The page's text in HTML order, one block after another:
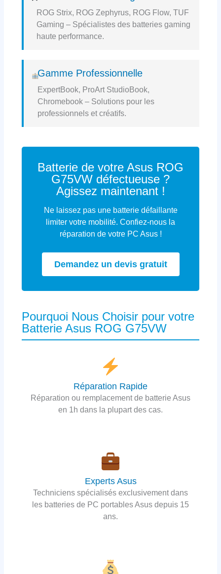
ROG Strix, ROG Zephyrus, ROG Flow, TUF
Gaming – Spécialistes des batteries gaming
haute performance.
Gamme Professionnelle
ExpertBook, ProArt StudioBook,
Chromebook – Solutions pour les
professionnels et créatifs.
Batterie de votre Asus ROG
G75VW défectueuse ?
Agissez maintenant !
Ne laissez pas une batterie défaillante
limiter votre mobilité. Confiez-nous la
réparation de votre PC Asus !
Demandez un devis gratuit
Pourquoi Nous Choisir pour votre
Batterie Asus ROG G75VW
Réparation Rapide
Réparation ou remplacement de batterie Asus
en 1h dans la plupart des cas.
Experts Asus
Techniciens spécialisés exclusivement dans
les batteries de PC portables Asus depuis 15
ans.